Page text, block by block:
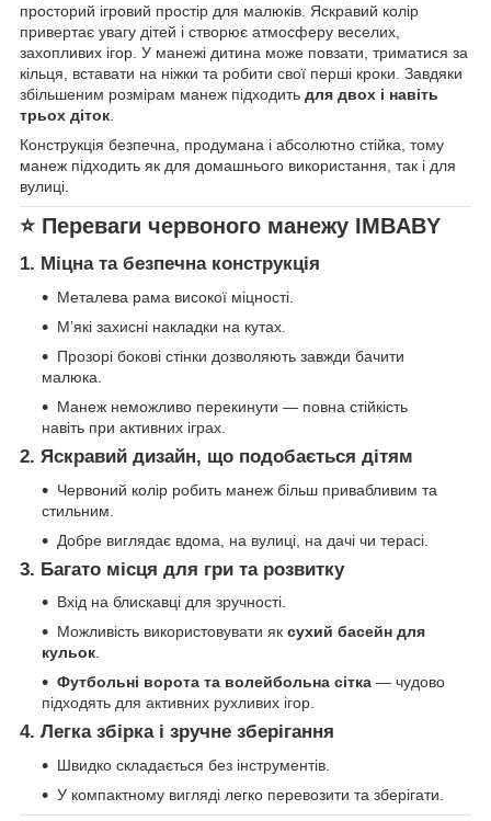
просторий ігровий простір для малюків. Яскравий колір
привертає увагу дітей і створює атмосферу веселих,
захопливих ігор. У манежі дитина може повзати, триматися за
кільця, вставати на ніжки та робити свої перші кроки. Завдяки
збільшеним розмірам манеж підходить для двох і навіть
трьох діток
Конструкція безпечна, продумана і абсолютно стійка, тому
манеж підходить як для домашнього використання, так і для
вулиці.
⭐ Переваги червоного манежу IMBABY
1. Міцна та безпечна конструкція
Металева рама високої міцності.
М’які захисні накладки на кутах.
Прозорі бокові стінки дозволяють завжди бачити
малюка.
Манеж неможливо перекинути — повна стійкість
навіть при активних іграх.
2. Яскравий дизайн, що подобається дітям
Червоний колір робить манеж більш привабливим та
стильним.
Добре виглядає вдома, на вулиці, на дачі чи терасі.
3. Багато місця для гри та розвитку
Вхід на блискавці для зручності.
Можливість використовувати як сухий басейн для
кульок.
Футбольні ворота та волейбольна сітка — чудово
підходять для активних рухливих ігор.
4. Легка збірка і зручне зберігання
Швидко складається без інструментів.
У компактному вигляді легко перевозити та зберігати.